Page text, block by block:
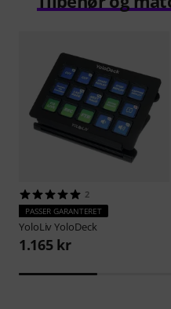
2
PASSER GARANTERET
YoloLivYoloDeck
1.165 kr